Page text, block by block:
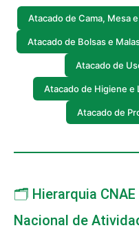
Atacado de Cama, Mesa
Atacado de Bolsas e
Atacado de
Atacado de Higiene e
Atacado de
🗂️ Hierarquia
Nacional de